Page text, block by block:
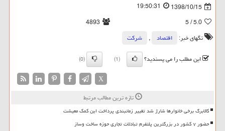
1398/10/15
19:50:31
5.0
/ 5
4893
تگهای خبر:
اقتصاد ,
شركت
این مطلب را می پسندید؟
(1)
(0)
X
تازه ترین مطالب مرتبط
کالابرگ برخی خانوارها شارژ شد تغییر زمانبندی پرداخت این کمک معیشت
حضور ۷ کشور در بزرگترین پلتفرم تبادلات تجاری حوزه ساخت وساز